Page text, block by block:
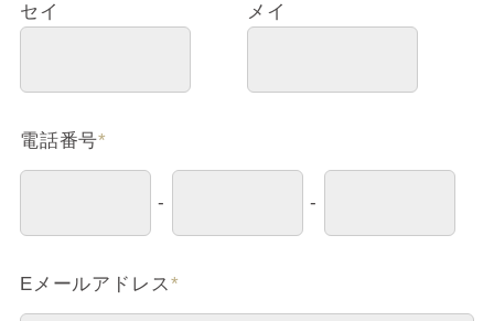
セイ
メイ
電話番号*
- -
Eメールアドレス*